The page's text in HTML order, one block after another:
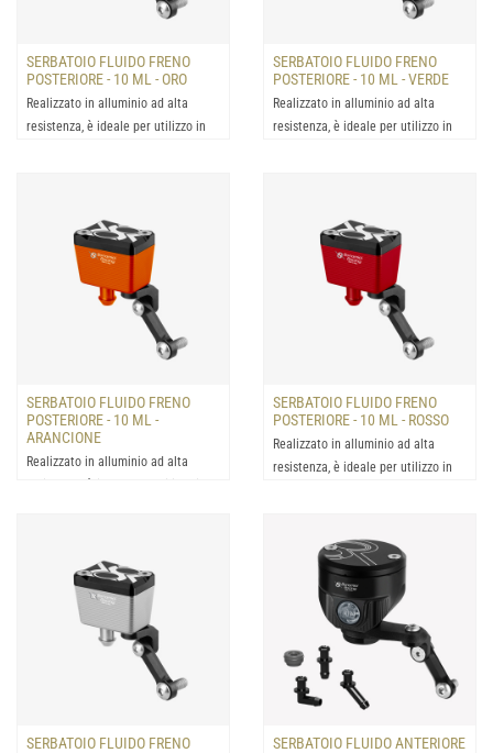
SERBATOIO FLUIDO FRENO
POSTERIORE - 10 ML - ORO
Realizzato in alluminio ad alta
resistenza, è ideale per utilizzo in
SERBATOIO FLUIDO FRENO
POSTERIORE - 10 ML - VERDE
Realizzato in alluminio ad alta
resistenza, è ideale per utilizzo in
SERBATOIO FLUIDO FRENO
POSTERIORE - 10 ML -
ARANCIONE
Realizzato in alluminio ad alta
SERBATOIO FLUIDO FRENO
POSTERIORE - 10 ML - ROSSO
Realizzato in alluminio ad alta
resistenza, è ideale per utilizzo in
SERBATOIO FLUIDO FRENO
SERBATOIO FLUIDO ANTERIORE